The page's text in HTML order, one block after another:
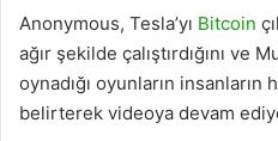
Anonymous, Tesla’yı Bitcoin
ağır şekilde çalıştırdığını ve
oynadığı oyunların insanların
belirterek videoya devam